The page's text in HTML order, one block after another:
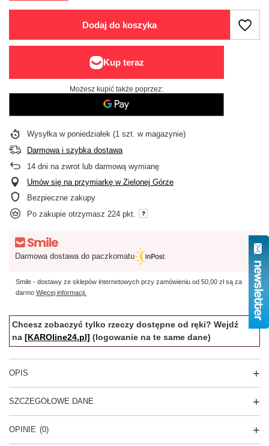
Dodaj do koszyka
Możesz kupić także poprzez:
Wysyłka w poniedziałek (1 szt. w magazynie)
Darmowa i szybka dostawa
14 dni na zwrot lub darmową wymianę
Umów się na przymiarkę w Zielonej Górze
Bezpieczne zakupy
Po zakupie otrzymasz 224 pkt.
Darmowa dostawa do paczkomatu
Smile - dostawy ze sklepów internetowych przy zamówieniu od 50,00 złsą za
darmo Więcej informacji.
Chcesz zobaczyć tylko rzeczy dostępne od ręki? Wejdź
na [KAROline24.pl] (logowanie na te same dane)
OPIS
SZCZEGÓŁOWE DANE
OPINIE (0)